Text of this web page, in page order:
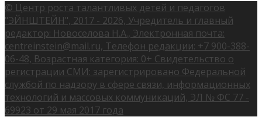
© Центр роста талантливых детей и педагогов
"ЭЙНШТЕЙН", 2017 - 2026, Учредитель и главный
редактор: Новоселова Н.А., Электронная почта:
centreinstein@mail.ru, Телефон редакции: +7 900-388-
06-48, Возрастная категория: 0+ Свидетельство о
регистрации СМИ: зарегистрировано Федеральной
службой по надзору в сфере связи, информационных
технологий и массовых коммуникаций, ЭЛ № ФС 77 -
69923 от 29 мая 2017 года